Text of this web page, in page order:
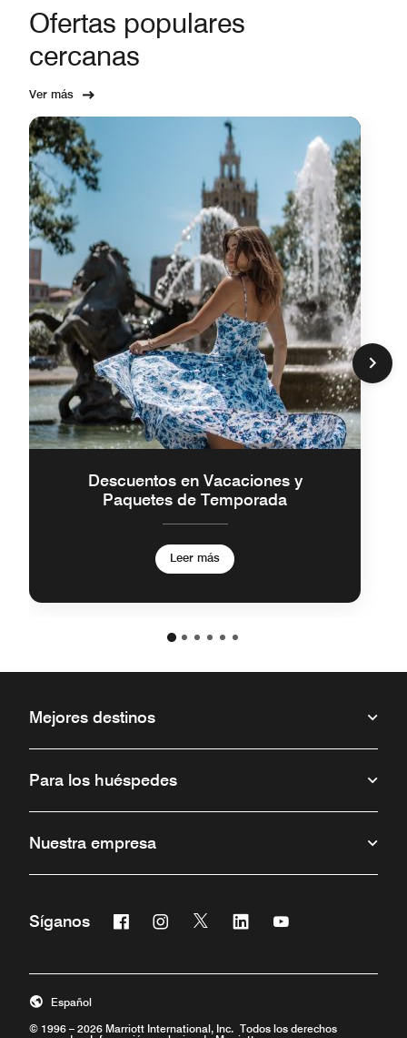
Ofertas populares
cercanas
Ver más
Descuentos en Vacaciones y
Paquetes de Temporada
Leer más
Mejores destinos
Para los huéspedes
Nuestra empresa
Síganos Facebook
Abre una ventana nueva
Instagram
Abre una ventana nueva
Twitter
Abre una ventana nueva
Linkedin
Abre una ventana nueva
Abre una ventana
© 1996 – 2026 Marriott International, Inc. Todos los derechos
Español